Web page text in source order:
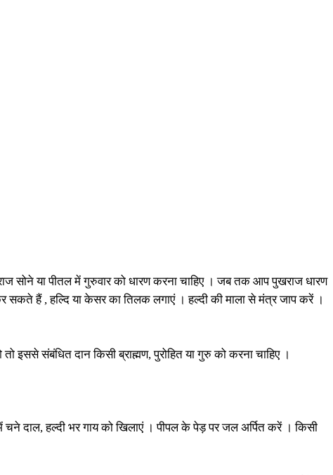
सोने या पीतल में गुरुवार को धारण करना चाहिए । जब तक आप पुखराज धारण
हैं , हल्दि या केसर का तिलक लगाएं । हल्दी की माला से मंत्र जाप करें ।
इससे संबंधित दान किसी ब्राह्मण, पुरोहित या गुरु को करना चाहिए ।
चने दाल, हल्दी भर गाय को खिलाएं । पीपल के पेड़ पर जल अर्पित करें । किसी